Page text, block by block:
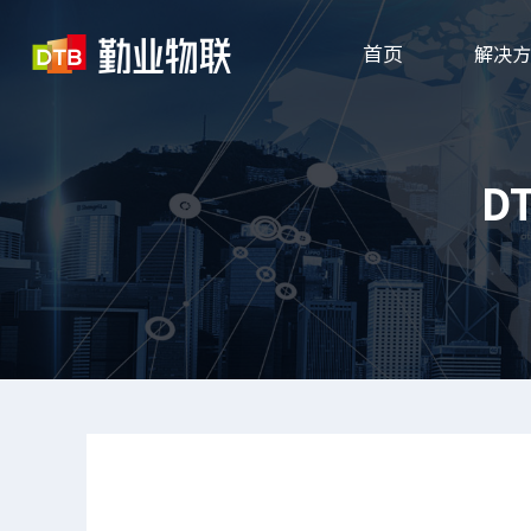
首页 解决